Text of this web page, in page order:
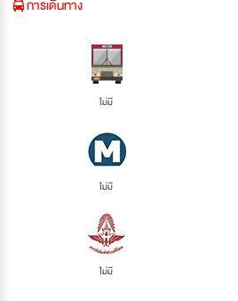
การเดินทาง
ไม่มี
ไม่มี
ไม่มี